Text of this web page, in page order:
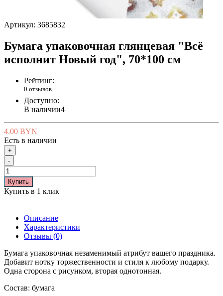
Артикул: 3685832
Бумага упаковочная глянцевая "Всё
исполнит Новый год", 70*100 см
Рейтинг:
0 отзывов
Доступно:
В наличии4
4.00 BYN
Есть в наличии
+
-
Купить
Купить в 1 клик
Описание
Характеристики
Отзывы (0)
Бумага упаковочная незаменимый атрибут вашего праздника.
Добавит нотку торжественности и стиля к любому подарку.
Одна сторона с рисунком, вторая однотонная.
Состав: бумага